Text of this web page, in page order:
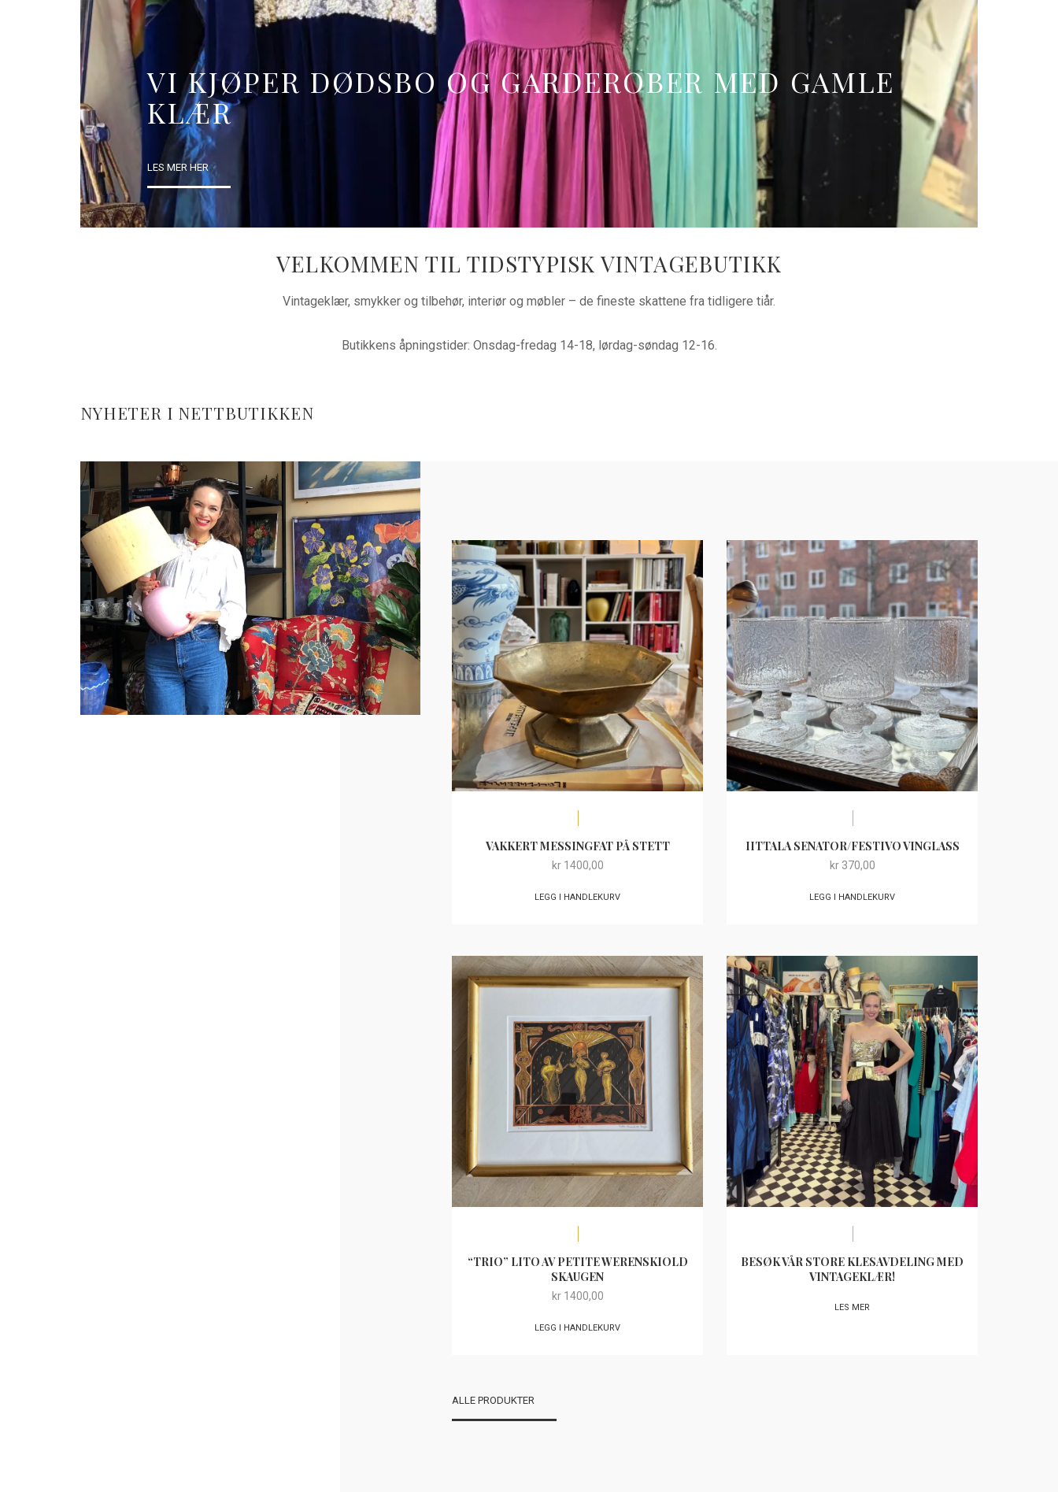
VI KJØPER DØDSBO OG GARDEROBER MED GAMLE
KLÆR
LES MER HER
DE FINESTE VINTAGESKATTENE
FINNER DU HOS TIDSTYPISK
VELKOMMEN TIL TIDSTYPISK VINTAGEBUTIKK
Vintageklær, smykker og tilbehør, interiør og møbler – de fineste skattene fra tidligere tiår.
Butikkens åpningstider: Onsdag-fredag 14-18, lørdag-søndag 12-16.
NYHETER I NETTBUTIKKEN
VAKKERT MESSINGFAT PÅ STETT
kr1400,00
LEGG I HANDLEKURV
IITTALA SENATOR/FESTIVO VINGLASS
kr370,00
LEGG I HANDLEKURV
“TRIO” LITO AV PETITE WERENSKIOLD
SKAUGEN
kr1400,00
LEGG I HANDLEKURV
BESØK VÅR STORE KLESAVDELING MED
VINTAGEKLÆR!
LES MER
ALLE PRODUKTER